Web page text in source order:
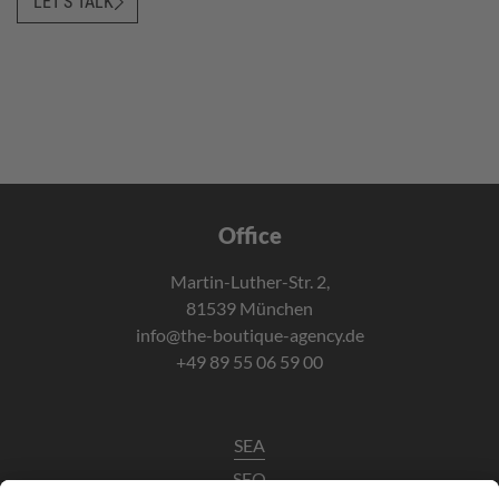
Office
Martin-Luther-Str. 2,
81539 München
info@the-boutique-agency.de
+49 89 55 06 59 00
SEA
SEO